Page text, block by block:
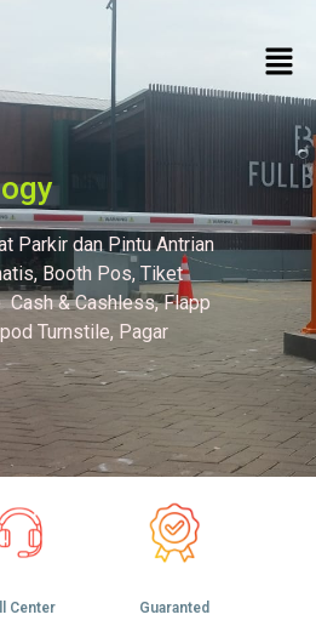
Parkir dan Pintu Antrian
Booth Pos, Tiket
& Cashless, Flapp
Turnstile, Pagar
Center Guaranted